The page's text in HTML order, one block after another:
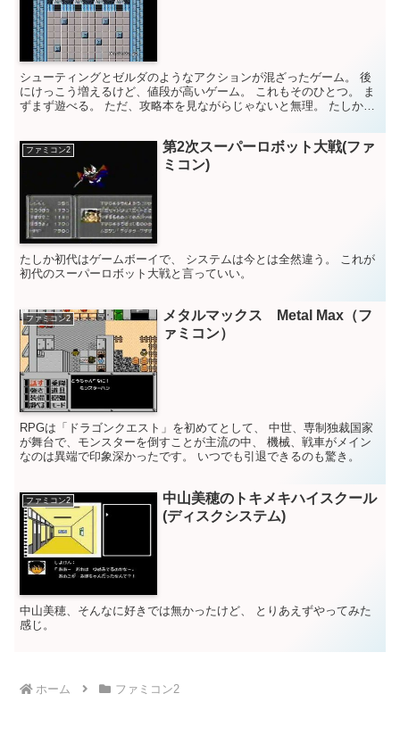
シューティングとゼルダのようなアクションが混ざったゲーム。 後
にけっこう増えるけど、値段が高いゲーム。 これもそのひとつ。 ま
ずまず遊べる。 ただ、攻略本を見ながらじゃないと無理。 たしかフ
ファミコン2
第2次スーパーロボット大戦(ファ
ミコン)
たしか初代はゲームボーイで、 システムは今とは全然違う。 これが
初代のスーパーロボット大戦と言っていい。
ファミコン2
メタルマックス Metal Max（フ
ァミコン）
RPGは「ドラゴンクエスト」を初めてとして、 中世、専制独裁国家
が舞台で、モンスターを倒すことが主流の中、 機械、戦車がメイン
なのは異端で印象深かったです。 いつでも引退できるのも驚き。
ファミコン2
中山美穂のトキメキハイスクール
(ディスクシステム)
中山美穂、そんなに好きでは無かったけど、 とりあえずやってみた
感じ。
ホーム ファミコン2